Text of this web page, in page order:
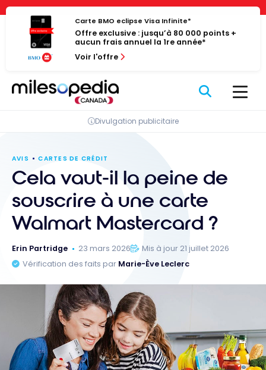
Panneau de gestion des cookies
Passer
contenu
Carte BMO eclipse Visa Infinite*
Offre exclusive : jusqu’à 80 000 points +
aucun frais annuel la 1re année*
Voir l'offre
Divulgation publicitaire
AVIS CARTES DE CRÉDIT
Cela vaut-il la peine de
souscrire à une carte
Walmart Mastercard ?
Erin Partridge 23 mars 2026
Mis à jour 21 juillet 2026
Vérification des faits par Marie-Ève Leclerc